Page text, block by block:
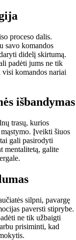
proceso dalis.
savo komandos
didelį skirtumą.
padėti jums ne tik
komandos nariai
išbandymas
trasų, kurios
Įveikti šiuos
gali pasirodyti
mentalitetą, galite
silpni, pavargę
paversti stiprybe.
ne tik užbaigti
prisiminti, kad